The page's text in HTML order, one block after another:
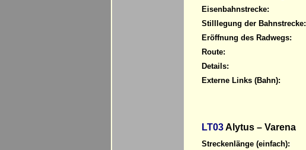
Eisenbahnstrecke:
Stilllegung der Bahnstrecke:
Eröffnung des Radwegs:
Route:
Details:
Externe Links (Bahn):
LT03Alytus – Varena
Streckenlänge (einfach):